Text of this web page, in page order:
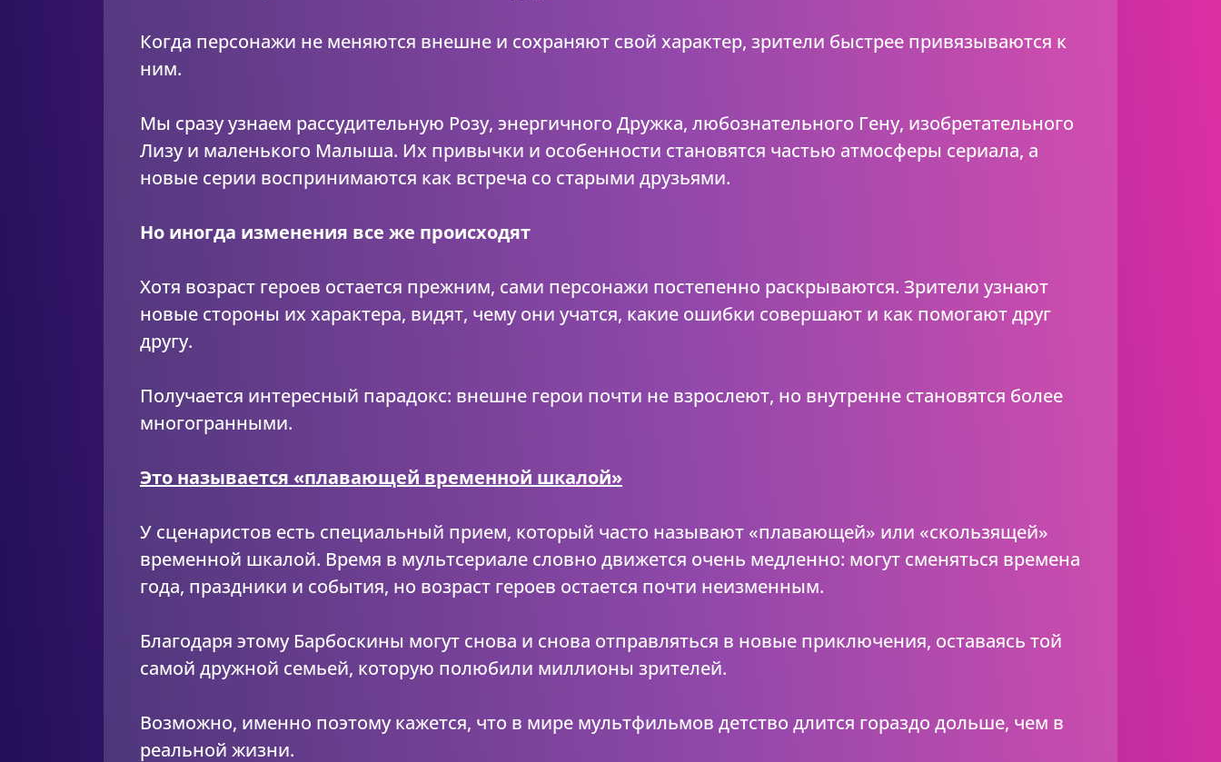
Когда персонажи не меняются внешне и сохраняют свой характер, зрители быстрее привязываются к
ним.
Мы сразу узнаем рассудительную Розу, энергичного Дружка, любознательного Гену, изобретательного
Лизу и маленького Малыша. Их привычки и особенности становятся частью атмосферы сериала, а
новые серии воспринимаются как встреча со старыми друзьями.
Но иногда изменения все же происходят
Хотя возраст героев остается прежним, сами персонажи постепенно раскрываются. Зрители узнают
новые стороны их характера, видят, чему они учатся, какие ошибки совершают и как помогают друг
другу.
Получается интересный парадокс: внешне герои почти не взрослеют, но внутренне становятся более
многогранными.
Это называется «плавающей временной шкалой»
У сценаристов есть специальный прием, который часто называют «плавающей» или «скользящей»
временной шкалой. Время в мультсериале словно движется очень медленно: могут сменяться времена
года, праздники и события, но возраст героев остается почти неизменным.
Благодаря этому Барбоскины могут снова и снова отправляться в новые приключения, оставаясь той
самой дружной семьей, которую полюбили миллионы зрителей.
Возможно, именно поэтому кажется, что в мире мультфильмов детство длится гораздо дольше, чем в
реальной жизни.